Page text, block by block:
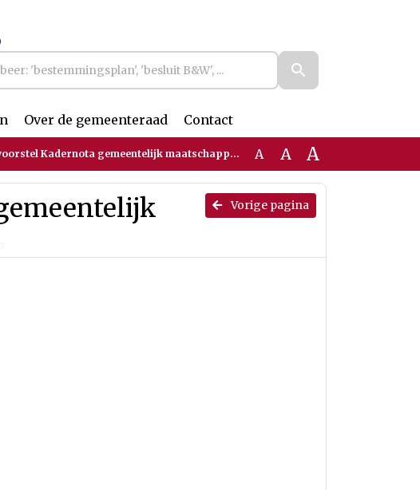
Over de gemeenteraad Contact
Kadernota gemeentelijk maatschappelijk vastgoed A A A
Vorige pagina